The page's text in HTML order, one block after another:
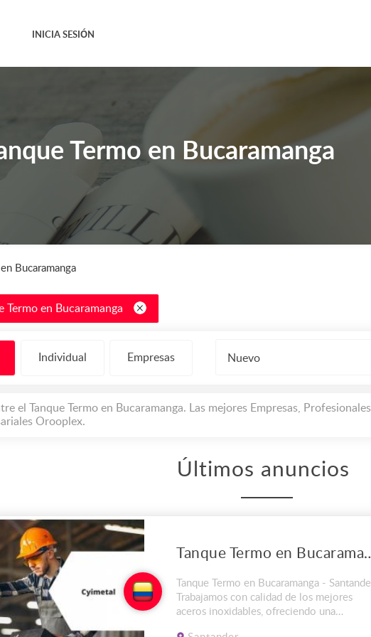
INICIA SESIÓN
Termo en Bucaramanga
en Bucaramanga
Termo en Bucaramanga
Individual Empresas Nuevo
el Tanque Termo en Bucaramanga. Las mejores Empresas,
Orooplex.
Últimos anuncios
Tanque
Tanque Termo en Bucaramanga -
Trabajamos con calidad de los mejores
aceros inoxidables, ofreciendo una